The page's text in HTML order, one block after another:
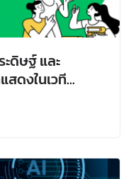
ดิษฐ์ และ
สดงในเวที